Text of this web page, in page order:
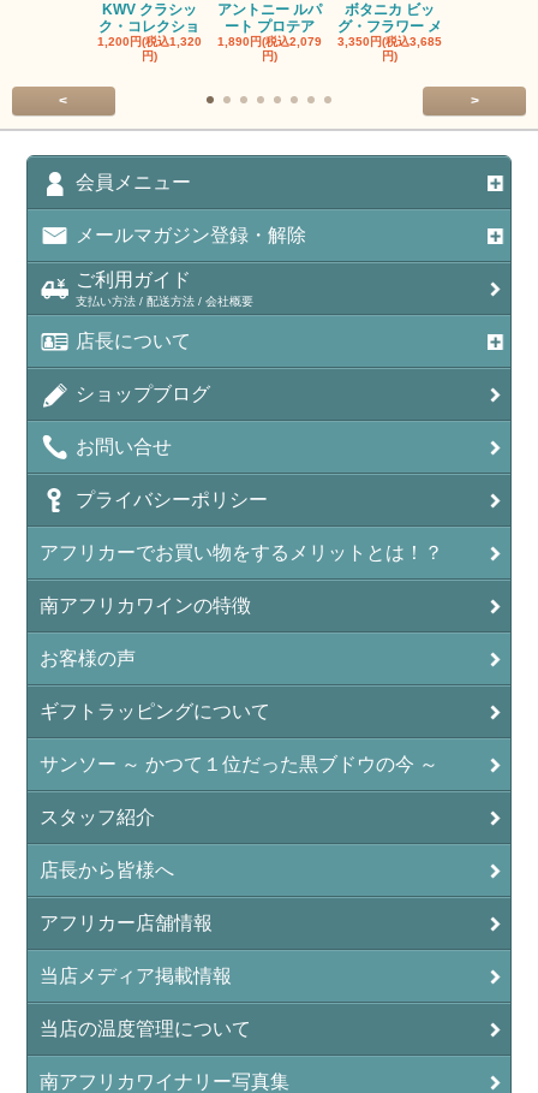
KWV クラシッ
ク・コレクショ
1,200円(税込1,320
円)
アントニー ルパ
ート プロテア
1,890円(税込2,079
円)
ボタニカ ビッ
グ・フラワー メ
3,350円(税込3,685
円)
< >
会員メニュー
メールマガジン登録・解除
ご利用ガイド
支払い方法 / 配送方法 / 会社概要
店長について
ショップブログ
お問い合せ
プライバシーポリシー
アフリカーでお買い物をするメリットとは！？
南アフリカワインの特徴
お客様の声
ギフトラッピングについて
サンソー ～ かつて１位だった黒ブドウの今 ～
スタッフ紹介
店長から皆様へ
アフリカー店舗情報
当店メディア掲載情報
当店の温度管理について
南アフリカワイナリー写真集